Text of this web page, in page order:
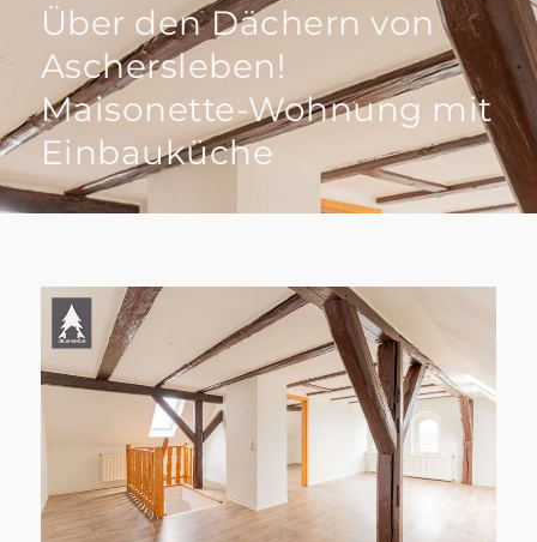
Über den Dächern von
Aschersleben!
Maisonette-Wohnung mit
Einbauküche